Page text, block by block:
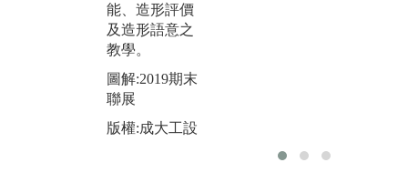
能、造形評價
及造形語意之
教學。
圖解:2019期末
聯展
版權:成大工設
計-金獎)